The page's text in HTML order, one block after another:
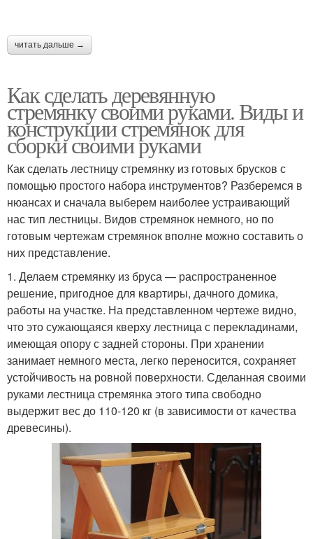
читать дальше →
Как сделать деревянную
стремянку своими руками. Виды и
конструкции стремянок для
сборки своими руками
Как сделать лестницу стремянку из готовых брусков с
помощью простого набора инструментов? Разберемся в
нюансах и сначала выберем наиболее устраивающий
нас тип лестницы. Видов стремянок немного, но по
готовым чертежам стремянок вполне можно составить о
них представление.
1. Делаем стремянку из бруса — распространенное
решение, пригодное для квартиры, дачного домика,
работы на участке. На представленном чертеже видно,
что это сужающаяся кверху лестница с перекладинами,
имеющая опору с задней стороны. При хранении
занимает немного места, легко переносится, сохраняет
устойчивость на ровной поверхности. Сделанная своими
руками лестница стремянка этого типа свободно
выдержит вес до 110-120 кг (в зависимости от качества
древесины).